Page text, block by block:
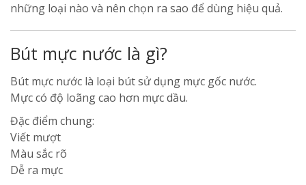
những loại nào và nên chọn ra sao để dùng hiệu quả.
Bút mực nước là gì?
Bút mực nước là loại bút sử dụng mực gốc nước.
Mực có độ loãng cao hơn mực dầu.
Đặc điểm chung:
Viết mượt
Màu sắc rõ
Dễ ra mực